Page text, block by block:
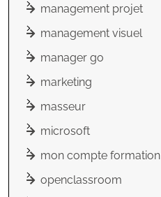
management projet
management visuel
manager go
marketing
masseur
microsoft
mon compte formation
openclassroom